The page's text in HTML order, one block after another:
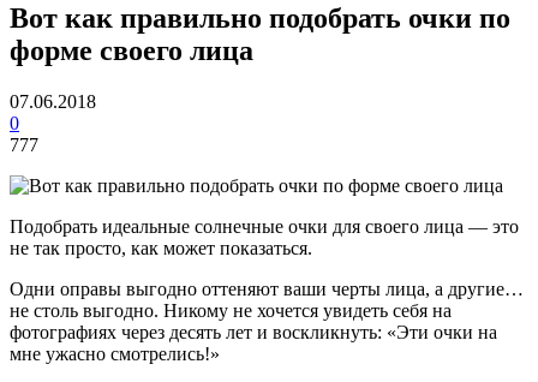
Вот как правильно подобрать очки по
форме своего лица
07.06.2018
0
777
Подобрать идеальные солнечные очки для своего лица — это
не так просто, как может показаться.
Одни оправы выгодно оттеняют ваши черты лица, а другие…
не столь выгодно. Никому не хочется увидеть себя на
фотографиях через десять лет и воскликнуть: «Эти очки на
мне ужасно смотрелись!»